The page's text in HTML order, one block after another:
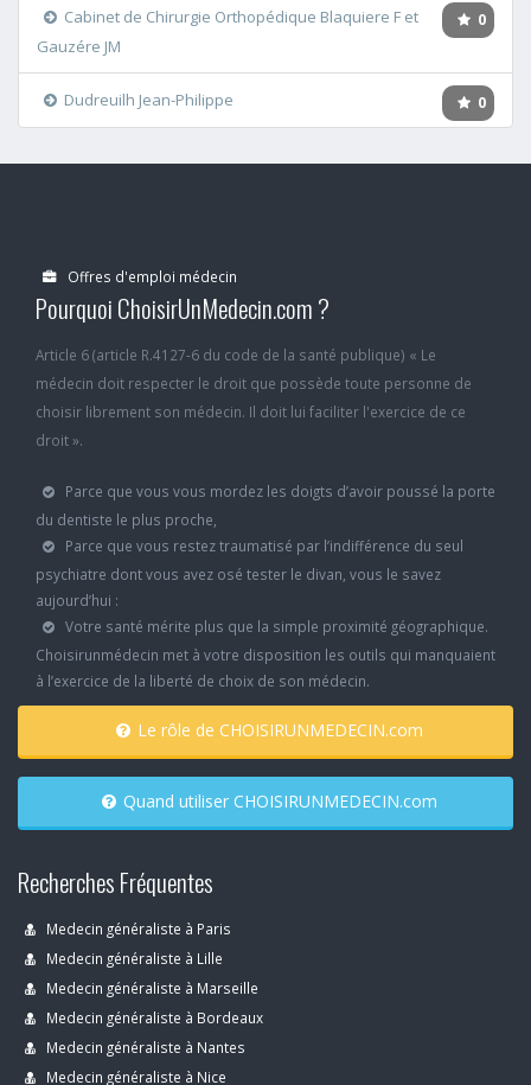
0
Cabinet de Chirurgie Orthopédique Blaquiere F et
Gauzére JM
0
Dudreuilh Jean-Philippe
Offres d'emploi médecin
Pourquoi ChoisirUnMedecin.com ?
Article 6 (article R.4127-6 du code de la santé publique) « Le
médecin doit respecter le droit que possède toute personne de
choisir librement son médecin. Il doit lui faciliter l'exercice de ce
droit ».
Parce que vous vous mordez les doigts d’avoir poussé la porte
du dentiste le plus proche,
Parce que vous restez traumatisé par l’indifférence du seul
psychiatre dont vous avez osé tester le divan, vous le savez
aujourd’hui :
Votre santé mérite plus que la simple proximité géographique.
Choisirunmédecin met à votre disposition les outils qui manquaient
à l’exercice de la liberté de choix de son médecin.
Le rôle de CHOISIRUNMEDECIN.com
Quand utiliser CHOISIRUNMEDECIN.com
Recherches Fréquentes
Medecin généraliste à Paris
Medecin généraliste à Lille
Medecin généraliste à Marseille
Medecin généraliste à Bordeaux
Medecin généraliste à Nantes
Medecin généraliste à Nice